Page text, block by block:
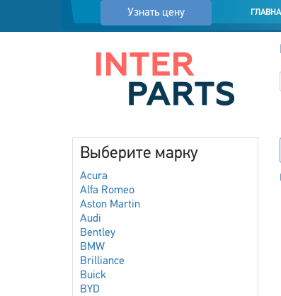
Узнать цену
Выберите марку
Acura
Alfa Romeo
Aston Martin
Audi
Bentley
BMW
Brilliance
Buick
BYD